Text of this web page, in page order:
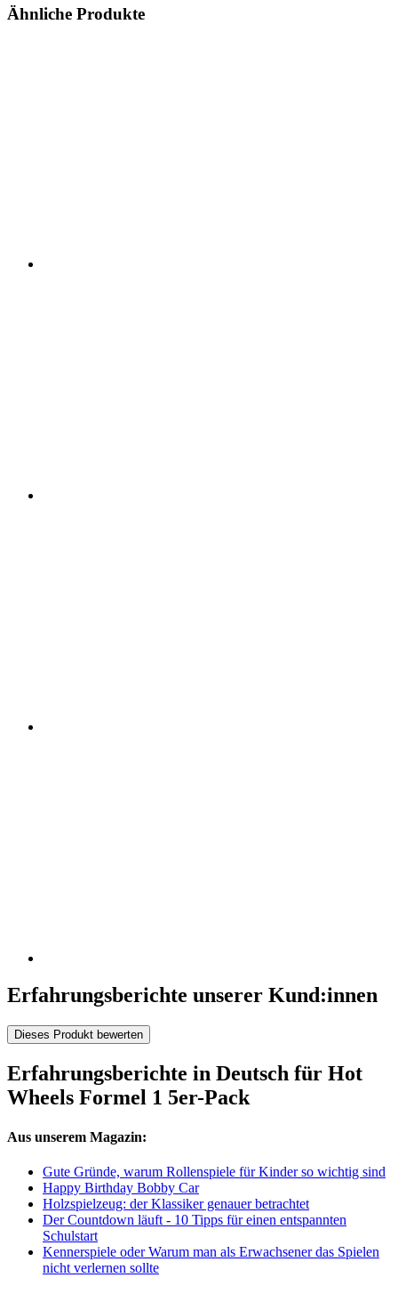
Ähnliche Produkte
Erfahrungsberichte unserer Kund:innen
Dieses Produkt bewerten
Erfahrungsberichte in Deutsch für Hot
Wheels Formel 1 5er-Pack
Aus unserem Magazin:
Gute Gründe, warum Rollenspiele für Kinder so wichtig sind
Happy Birthday Bobby Car
Holzspielzeug: der Klassiker genauer betrachtet
Der Countdown läuft - 10 Tipps für einen entspannten
Schulstart
Kennerspiele oder Warum man als Erwachsener das Spielen
nicht verlernen sollte